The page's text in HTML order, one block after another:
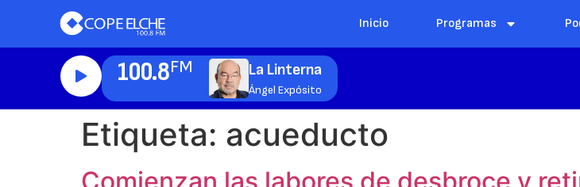
Inicio Programas
100.8FM La Linterna
Ángel Expósito
Etiqueta: acueducto